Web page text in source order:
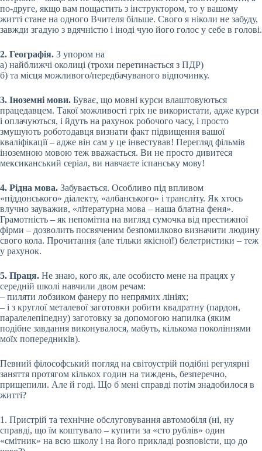
по-друге, якщо вам пощастить з інструктором, то у вашому
житті стане на одного Вчителя більше. Свого я ніколи не забуду,
завжди згадую з вдячністю і іноді чую його голос у себе в голові.
2. Географія. З упором на
а) найближчі околиці (трохи перетинається з ПДР)
б) та місця можливого/передбачуваного відпочинку.
3. Іноземні мови. Буває, що мовні курси влаштовуються
працедавцем. Такої можливості гріх не використати, адже курси
і оплачуються, і йдуть на рахунок робочого часу, і просто
змушують роботодавця визнати факт підвищення вашої
кваліфікації – адже він сам у це інвестував! Перегляд фільмів
іноземною мовою теж вважається. Ви не просто дивитеся
мексиканський серіал, ви навчаєте іспанську мову!
4. Рідна мова. Забувається. Особливо під впливом
«піддонського» діалекту, «албанського» і трансліту. Як хтось
влучно зауважив, «літературна мова – наша блатна феня».
Грамотність – як непомітна на вигляд сумочка від престижної
фірми – дозволить посвяченим безпомилково визначити людину
свого кола. Прочитання (але тільки якісної!) белетристики – теж
у рахунок.
5. Праця. Не знаю, кого як, але особисто мене на працях у
середній школі навчили двом речам:
– пиляти лобзиком фанеру по непрямих лініях;
– і з круглої металевої заготовки робити квадратну (пардон,
паралелепіпедну) заготовку за допомогою напилка (яким
подібне завдання виконувалося, мабуть, кількома поколіннями
моїх попередників).
Певний філософський погляд на світоустрій подібні регулярні
заняття протягом кількох годин на тиждень, безперечно,
прищепили. Але й годі. Що б мені справді потім знадобилося в
житті?
1. Пристрій та технічне обслуговування автомобіля (ні, ну
справді, що їм коштувало – купити за «сто рублів» один
«смітник» на всю школу і на його прикладі розповісти, що до